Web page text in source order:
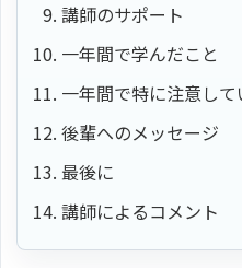
講師のサポート
一年間で学んだこと
一年間で特に注意して
後輩へのメッセージ
最後に
講師によるコメント